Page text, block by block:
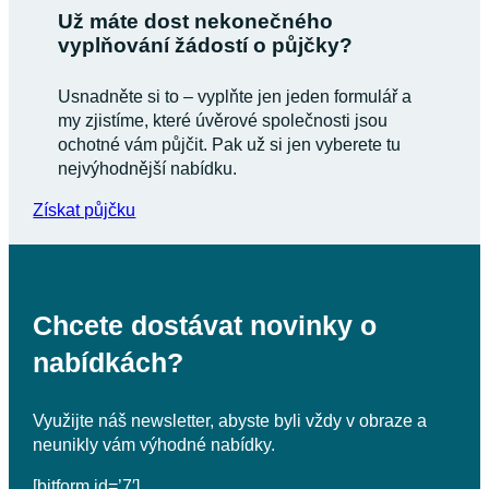
Už máte dost nekonečného
vyplňování žádostí o půjčky?
Usnadněte si to – vyplňte jen jeden formulář a
my zjistíme, které úvěrové společnosti jsou
ochotné vám půjčit. Pak už si jen vyberete tu
nejvýhodnější nabídku.
Získat půjčku
Chcete dostávat novinky o
nabídkách?
Využijte náš newsletter, abyste byli vždy v obraze a
neunikly vám výhodné nabídky.